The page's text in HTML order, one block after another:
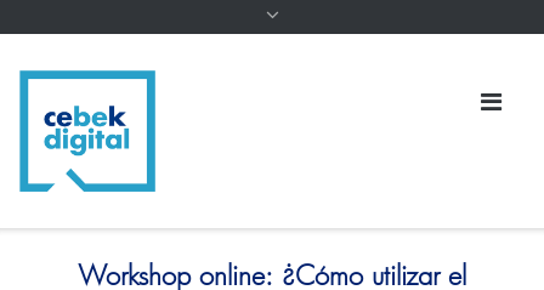
Workshop online: ¿Cómo utilizar el